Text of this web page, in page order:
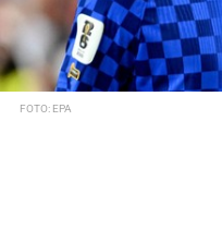
FOTO: EPA